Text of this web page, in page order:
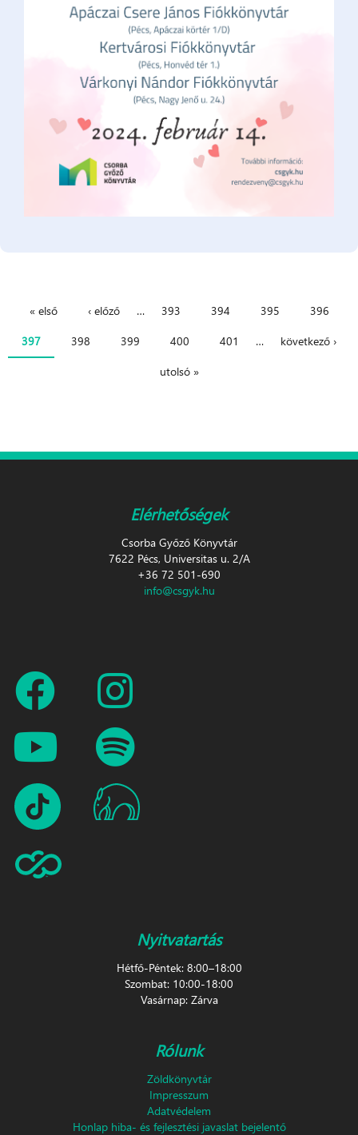
« első ‹ előző … 393 394 395
396
397
398 399 400 401 …
következő ›
utolsó »
Elérhetőségek
Csorba Győző Könyvtár
7622 Pécs, Universitas u. 2/A
+36 72 501-690
info@csgyk.hu
Nyitvatartás
Hétfő-Péntek: 8:00–18:00
Szombat: 10:00-18:00
Vasárnap: Zárva
Rólunk
Zöldkönyvtár
Impresszum
Adatvédelem
Honlap hiba- és fejlesztési javaslat bejelentő